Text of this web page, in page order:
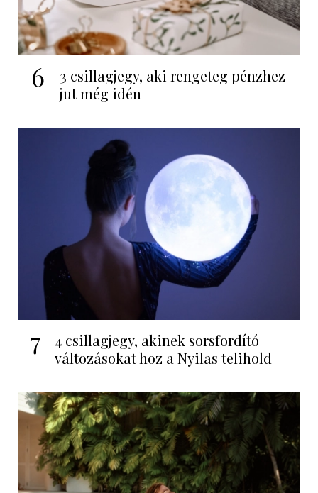
6
3 csillagjegy, aki rengeteg pénzhez
jut még idén
7
4 csillagjegy, akinek sorsfordító
változásokat hoz a Nyilas telihold